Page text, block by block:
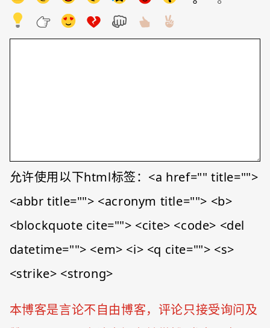
允许使用以下html标签：<a href="" title="">
<abbr title=""> <acronym title=""> <b>
<blockquote cite=""> <cite> <code> <del
datetime=""> <em> <i> <q cite=""> <s>
<strike> <strong>
本博客是言论不自由博客，评论只接受询问及